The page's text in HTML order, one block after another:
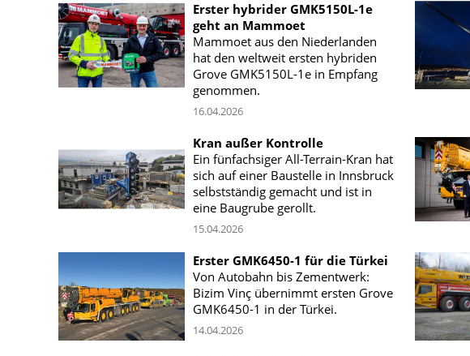
Erster hybrider GMK5150L-1e
geht an Mammoet
Mammoet aus den Niederlanden
hat den weltweit ersten hybriden
Grove GMK5150L-1e in Empfang
genommen.
16.04.2026
Kran außer Kontrolle
Ein fünfachsiger All-Terrain-Kran hat
sich auf einer Baustelle in Innsbruck
selbstständig gemacht und ist in
eine Baugrube gerollt.
15.04.2026
Erster GMK6450-1 für die Türkei
Von Autobahn bis Zementwerk:
Bizim Vinç übernimmt ersten Grove
GMK6450-1 in der Türkei.
14.04.2026